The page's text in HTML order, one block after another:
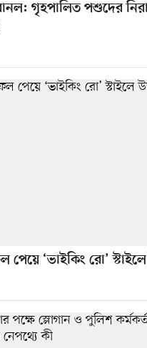
গৃহপালিত পশুদের
‘ভাইকিং রো’